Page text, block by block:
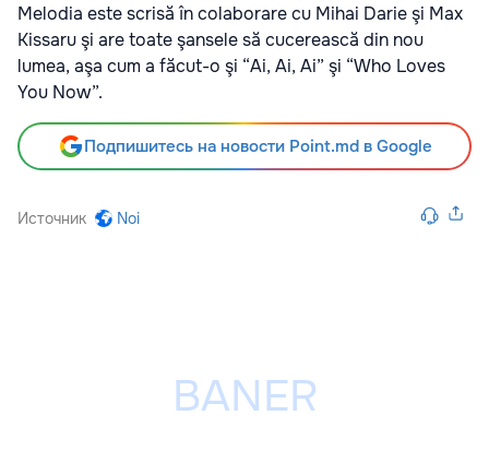
Melodia este scrisă în colaborare cu Mihai Darie şi Max
Kissaru şi are toate şansele să cucerească din nou
lumea, aşa cum a făcut-o şi “Ai, Ai, Ai” şi “Who Loves
You Now”.
Подпишитесь на новости Point.md в Google
Источник Noi